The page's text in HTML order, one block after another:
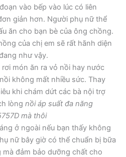
vào bếp vào lúc có liên
giản hơn. Người phụ nữ thể
ăn cho bạn bè của ông chồng.
của chị em sẽ rất hãnh diện
như vậy.
món ăn ra vỏ nồi hay nước
không mất nhiều sức. Thay
khi chám dứt các bà nội trợ
lòng nồi áp suất đa năng
mà thôi
ở ngoài nếu bạn thấy không
nữ bây giờ có thể chuẩn bị bữa
mà đảm bảo dưỡng chất cho